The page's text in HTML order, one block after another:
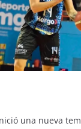
una nueva